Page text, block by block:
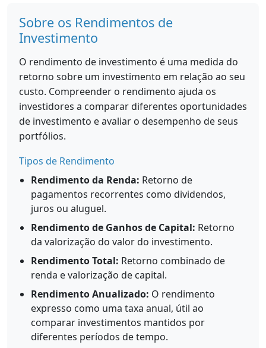
Sobre os Rendimentos de
Investimento
O rendimento de investimento é uma medida do
retorno sobre um investimento em relação ao seu
custo. Compreender o rendimento ajuda os
investidores a comparar diferentes oportunidades
de investimento e avaliar o desempenho de seus
portfólios.
Tipos de Rendimento
Rendimento da Renda: Retorno de
pagamentos recorrentes como dividendos,
juros ou aluguel.
Rendimento de Ganhos de Capital: Retorno
da valorização do valor do investimento.
Rendimento Total: Retorno combinado de
renda e valorização de capital.
Rendimento Anualizado: O rendimento
expresso como uma taxa anual, útil ao
comparar investimentos mantidos por
diferentes períodos de tempo.